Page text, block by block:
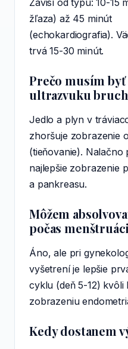
Závisí od typu: 10-15
žľaza) až 45 minút
(echokardiografia).
trvá 15-30 minút.
Prečo musím
ultrazvuku
Jedlo a plyn v
zhoršuje zobrazenie
(tieňovanie). Nalačno
najlepšie zobrazenie
a pankreasu.
Môžem
počas
Áno, ale pri
vyšetrení je lepšie
cyklu (deň 5-12) kvôli
zobrazeniu
Kedy dostanem